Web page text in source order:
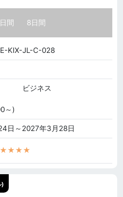
間 8日間
KIX-JL-C-028
ビジネス
～)
日～2027年3月28日
★★★★
)